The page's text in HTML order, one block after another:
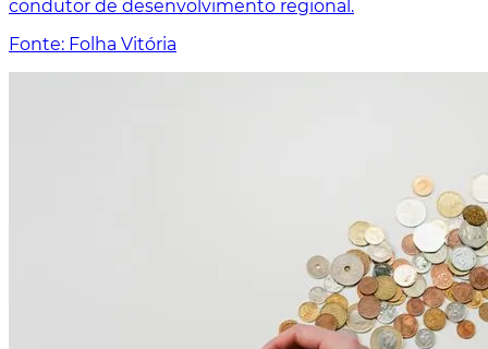
condutor de desenvolvimento regional.
Fonte: Folha Vitória